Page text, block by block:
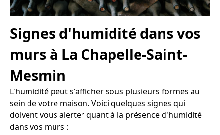
Signes d'humidité dans vos
murs à La Chapelle-Saint-
Mesmin
L'humidité peut s'afficher sous plusieurs formes au
sein de votre maison. Voici quelques signes qui
doivent vous alerter quant à la présence d'humidité
dans vos murs :